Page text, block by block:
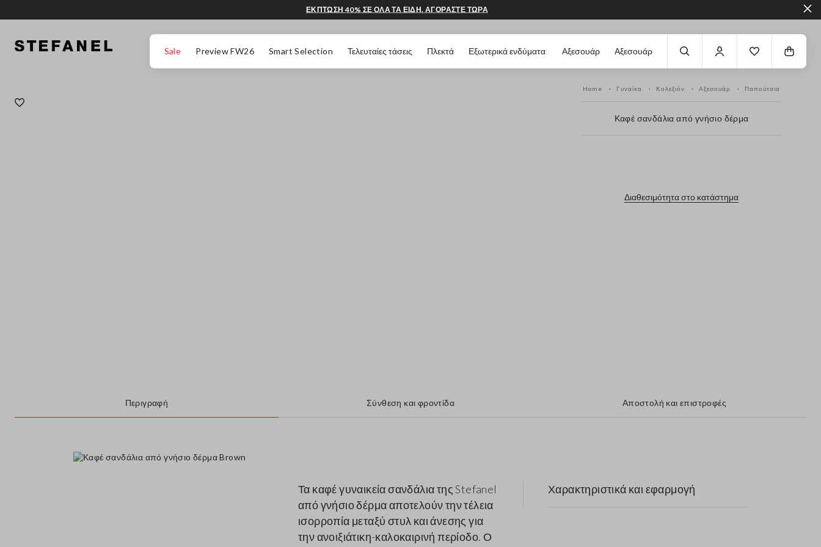
Sale Preview FW26 Smart Selection Τελευταίες τάσεις Πλεκτά Εξωτερικά ενδύματα Αξεσουάρ Αξεσουάρ
ΕΚΠΤΩΣΗ 40% ΣΕ ΟΛΑ ΤΑ ΕΙΔΗ. ΑΓΟΡΑΣΤΕ ΤΩΡΑ
Home Γυναίκα Κολεξιόν Αξεσουάρ Παπούτσια
Καφέ σανδάλια από γνήσιο δέρμα
Διαθεσιμότητα στο κατάστημα
Περιγραφή Σύνθεση και φροντίδα Αποστολή και επιστροφές
Τα καφέ γυναικεία σανδάλια της Stefanel
από γνήσιο δέρμα αποτελούν την τέλεια
ισορροπία μεταξύ στυλ και άνεσης για
την ανοιξιάτικη-καλοκαιρινή περίοδο. Ο
Χαρακτηριστικά και εφαρμογή